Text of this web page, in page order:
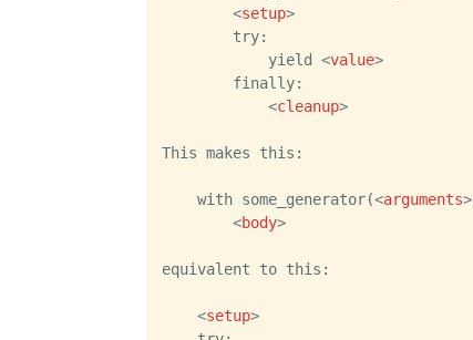
<setup>
        try:
            yield
<value>
        finally:
<cleanup>
This makes this:
    with some_generator(
<arguments>
<body>
equivalent to this:
<setup>